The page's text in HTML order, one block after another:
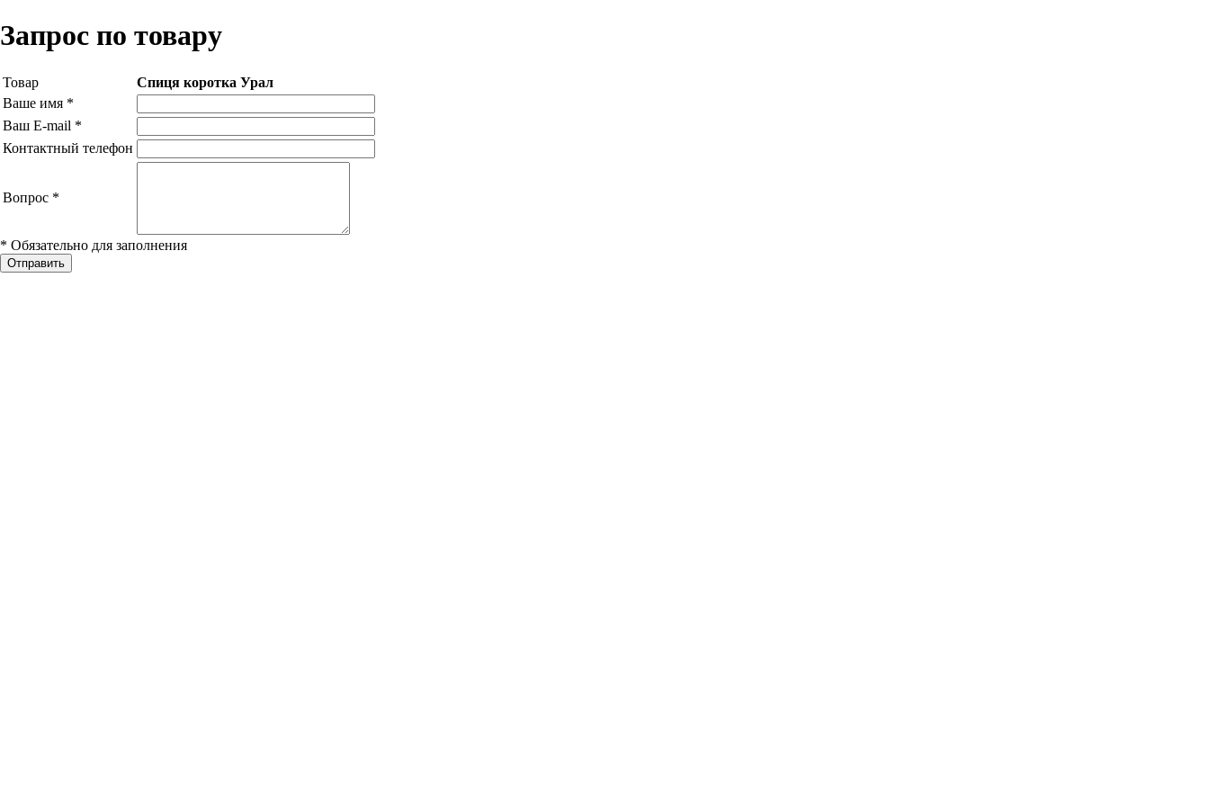
Запрос по товару
Товар
Спиця коротка Урал
Ваше имя *
Ваш E-mail *
Контактный телефон
Вопрос *
* Обязательно для заполнения
Отправить